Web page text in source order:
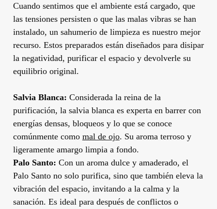
Cuando sentimos que el ambiente está cargado, que
las tensiones persisten o que las malas vibras se han
instalado, un sahumerio de limpieza es nuestro mejor
recurso. Estos preparados están diseñados para disipar
la negatividad, purificar el espacio y devolverle su
equilibrio original.
Salvia Blanca: Considerada la reina de la
purificación, la salvia blanca es experta en barrer con
energías densas, bloqueos y lo que se conoce
comúnmente como mal de ojo. Su aroma terroso y
ligeramente amargo limpia a fondo.
Palo Santo: Con un aroma dulce y amaderado, el
Palo Santo no solo purifica, sino que también eleva la
vibración del espacio, invitando a la calma y la
sanación. Es ideal para después de conflictos o